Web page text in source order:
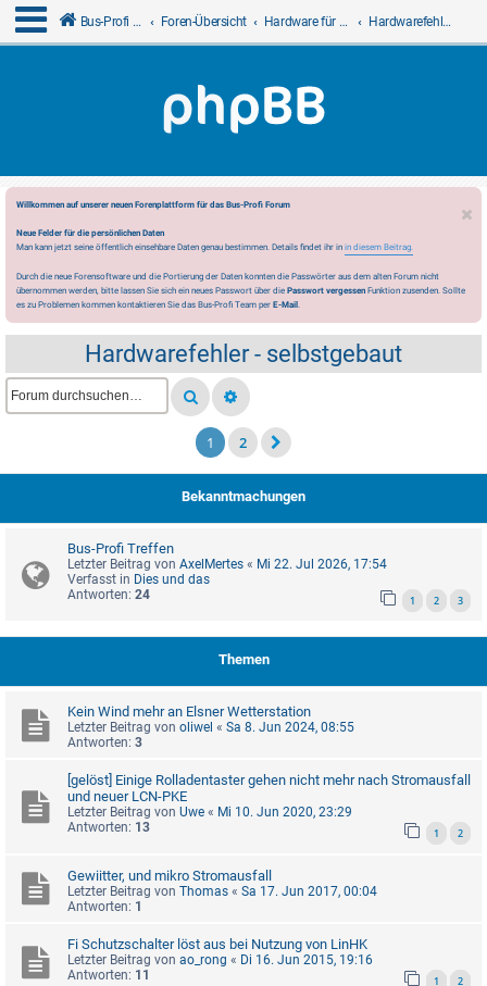
Bus-Profi GmbH Foren-Übersicht Hardware für LCN Hardwarefehler - selbstgebaut
Willkommen auf unserer neuen Forenplattform für das Bus-Profi Forum
Neue Felder für die persönlichen Daten
Man kann jetzt seine öffentlich einsehbare Daten genau bestimmen. Details findet ihr in in diesem Beitrag.
Durch die neue Forensoftware und die Portierung der Daten konnten die Passwörter aus dem alten Forum nicht
übernommen werden, bitte lassen Sie sich ein neues Passwort über die Passwort vergessen Funktion zusenden. Sollte
es zu Problemen kommen kontaktieren Sie das Bus-Profi Team per E-Mail.
Hardwarefehler - selbstgebaut
1 2
Bekanntmachungen
Bus-Profi Treffen
Letzter Beitrag von AxelMertes « Mi 22. Jul 2026, 17:54
Verfasst in Dies und das
Antworten: 24 1 2 3
Themen
Kein Wind mehr an Elsner Wetterstation
Letzter Beitrag von oliwel « Sa 8. Jun 2024, 08:55
Antworten: 3
[gelöst] Einige Rolladentaster gehen nicht mehr nach Stromausfall
und neuer LCN-PKE
Letzter Beitrag von Uwe « Mi 10. Jun 2020, 23:29
Antworten: 13 1 2
Gewiitter, und mikro Stromausfall
Letzter Beitrag von Thomas « Sa 17. Jun 2017, 00:04
Antworten: 1
Fi Schutzschalter löst aus bei Nutzung von LinHK
Letzter Beitrag von ao_rong « Di 16. Jun 2015, 19:16
Antworten: 11 1 2